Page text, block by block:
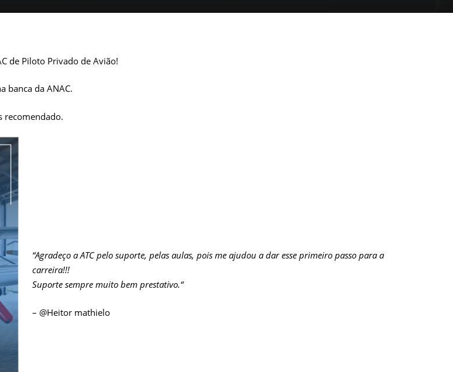
de Piloto Privado de Avião!
banca da ANAC.
recomendado.
“Agradeço a ATC pelo suporte, pelas aulas, pois me ajudou a dar esse primeiro passo para a
carreira!!!
Suporte sempre muito bem prestativo.“
– @Heitor mathielo